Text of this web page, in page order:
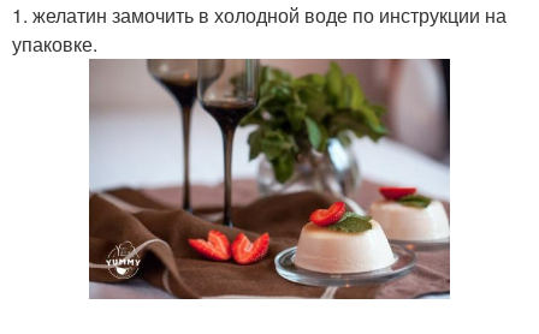
1. желатин замочить в холодной воде по инструкции на
упаковке.